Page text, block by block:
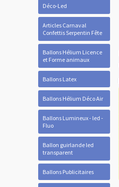
Déco-Led
Articles Carnaval
Confettis Serpentin Fête
Ballons Hélium Licence
et Forme animaux
Ballons Latex
Ballons Hélium Déco Air
Ballons Lumineux - led -
Fluo
Ballon guirlande led
transparent
Ballons Publicitaires